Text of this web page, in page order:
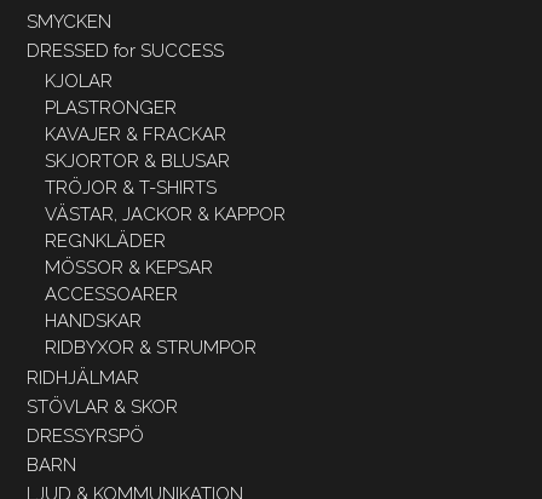
SMYCKEN
DRESSED for SUCCESS
KJOLAR
PLASTRONGER
KAVAJER & FRACKAR
SKJORTOR & BLUSAR
TRÖJOR & T-SHIRTS
VÄSTAR, JACKOR & KAPPOR
REGNKLÄDER
MÖSSOR & KEPSAR
ACCESSOARER
HANDSKAR
RIDBYXOR & STRUMPOR
RIDHJÄLMAR
STÖVLAR & SKOR
DRESSYRSPÖ
BARN
LJUD & KOMMUNIKATION